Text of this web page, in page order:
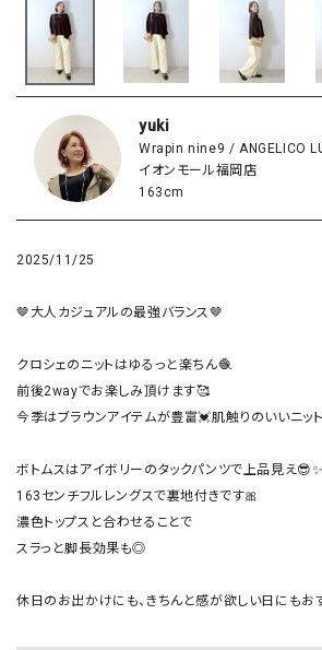
yuki
Wrapin nine9 / ANGELICO
イオンモール福岡店
163cm
2025/11/25
🤎大人カジュアルの最強バランス🤎
クロシェのニットはゆるっと楽ちん🧶
前後2wayでお楽しみ頂けます🥰
今季はブラウンアイテムが豊富💓肌触りのいいニッ
ボトムスはアイボリーのタックパンツで上品見え😎✨
163センチフルレングスで裏地付きです🎀
濃色トップスと合わせることで
スラっと脚長効果も◎
休日のお出かけにも、きちんと感が欲しい日にも